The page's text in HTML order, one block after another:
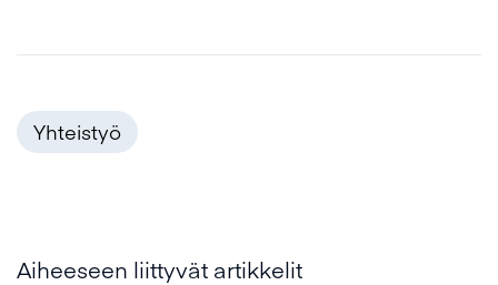
Yhteistyö
Aiheeseen liittyvät artikkelit